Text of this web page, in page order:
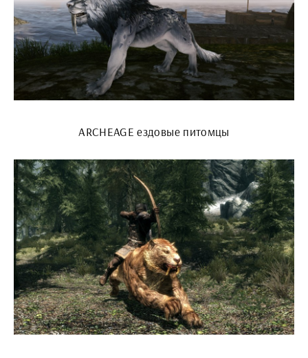
ARCHEAGE ездовые питомцы